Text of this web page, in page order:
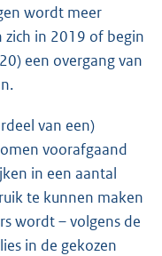
wordt meer
in 2019 of begin
een overgang van
van een)
voorafgaand
in een aantal
te kunnen maken
wordt – volgens de
in de gekozen